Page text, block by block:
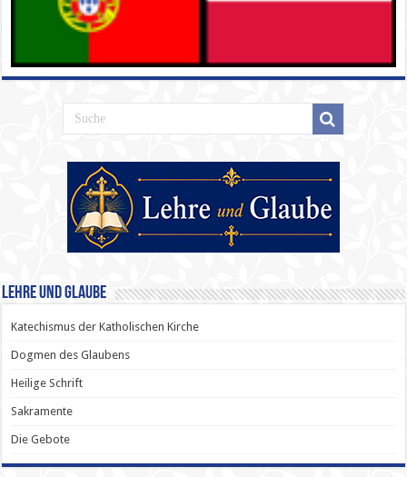
Lehre und Glaube
Katechismus der Katholischen Kirche
Dogmen des Glaubens
Heilige Schrift
Sakramente
Die Gebote